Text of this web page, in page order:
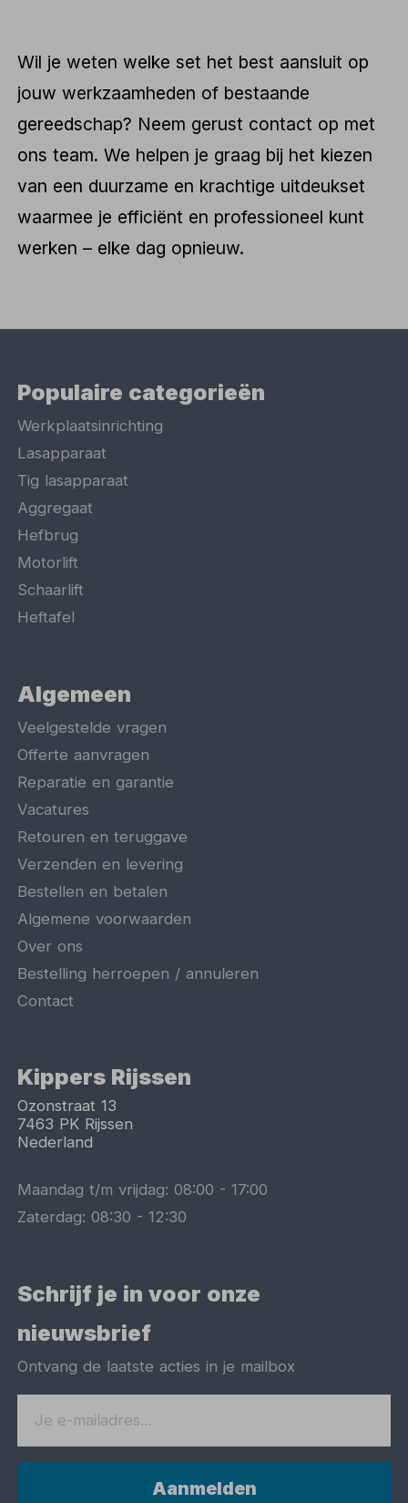
Wil je weten welke set het best aansluit op
jouw werkzaamheden of bestaande
gereedschap? Neem gerust contact op met
ons team. We helpen je graag bij het kiezen
van een duurzame en krachtige uitdeukset
waarmee je efficiënt en professioneel kunt
werken – elke dag opnieuw.
Populaire categorieën
Werkplaatsinrichting
Lasapparaat
Tig lasapparaat
Aggregaat
Hefbrug
Motorlift
Schaarlift
Heftafel
Algemeen
Veelgestelde vragen
Offerte aanvragen
Reparatie en garantie
Vacatures
Retouren en teruggave
Verzenden en levering
Bestellen en betalen
Algemene voorwaarden
Over ons
Bestelling herroepen / annuleren
Contact
Kippers Rijssen
Ozonstraat 13
7463 PK Rijssen
Nederland
Maandag t/m vrijdag:08:00 -17:00
Zaterdag:08:30 -12:30
Schrijf je in voor onze
nieuwsbrief
Ontvang de laatste acties in je mailbox
Aanmelden